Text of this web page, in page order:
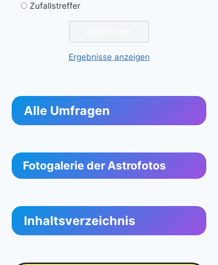
Zufallstreffer
Ergebnisse anzeigen
Alle Umfragen
Fotogalerie der Astrofotos
Inhaltsverzeichnis